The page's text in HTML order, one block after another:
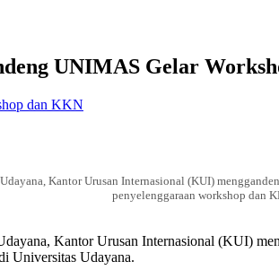
UNIMAS Gelar
dan KKN
Kantor Urusan Internasional (KUI)
penyelenggaraan workshop dan
Kantor Urusan Internasional (KUI)
Universitas Udayana.